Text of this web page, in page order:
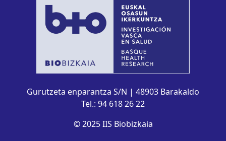
Gurutzeta enparantza S/N | 48903 Barakaldo
Tel.: 94 618 26 22
© 2025 IIS Biobizkaia